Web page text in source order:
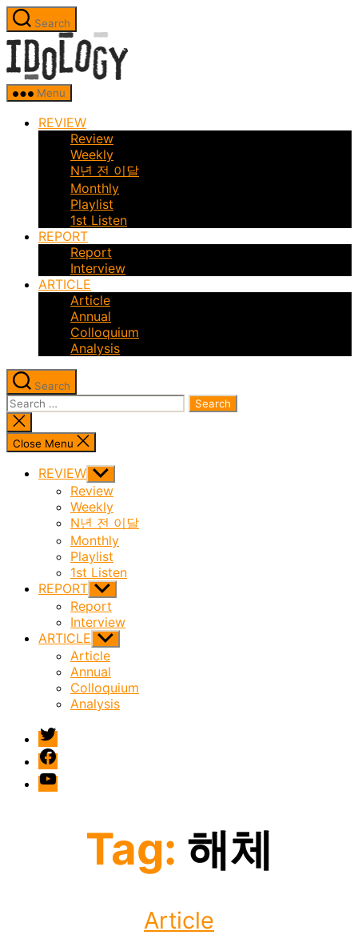
Skip
to
the
content
Search
Menu
REVIEW
Review
Weekly
N년 전 이달
Monthly
Playlist
1st Listen
REPORT
Report
Interview
ARTICLE
Article
Annual
Colloquium
Analysis
Search
Search
for:
Close
search
Close Menu
REVIEW Show
sub
menu
Review
Weekly
N년 전 이달
Monthly
Playlist
1st Listen
REPORT Show
sub
menu
Report
Interview
ARTICLE Show
sub
menu
Article
Annual
Colloquium
Analysis
twitter
facebook
Youtube
Tag: 해체
Categories
Article